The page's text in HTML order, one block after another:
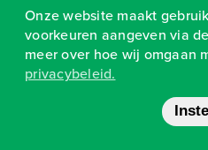
Volg ons op Instagram•
Onze website maakt
voorkeuren aangeven via
meer over hoe wij omgaan
privacybeleid.